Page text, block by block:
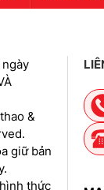
&
giữ bản
thức